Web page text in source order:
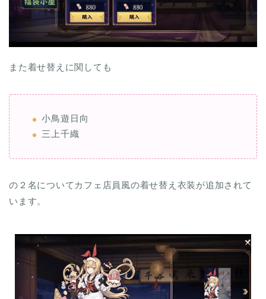
また着せ替えに関しても
小鳥遊日向
三上千織
の２名についてカフェ店員風の着せ替え衣装が追加されて
います。